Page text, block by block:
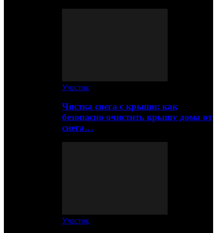
Участок
Чистка снега с крыши: как
безопасно очистить крышу дома от
снега…
Участок